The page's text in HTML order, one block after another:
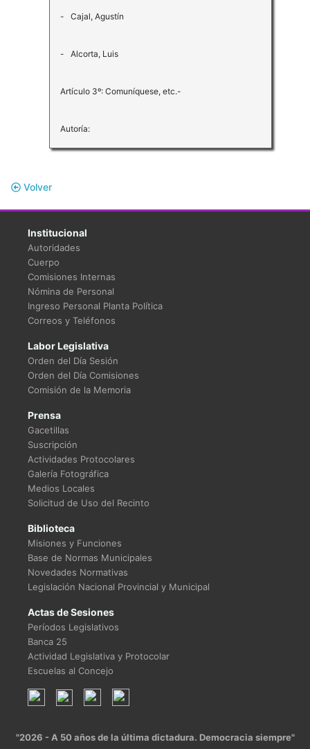
- Cajal, Agustín
- Alcorta, Luis
Artículo 3º: Comuníquese, etc.-
Autoría:
Volver
Institucional
Autoridades
Cuerpo
Comisiones Internas
Nómina de Personal
Ingreso Personal Planta Política
Correos y Teléfonos
Labor Legislativa
Orden del Día Sesión
Orden del Día Comisiones
Comisión de la Memoria
Prensa
Gacetillas
Suscripción
Actividades Protocolares
Galería Fotográfica
Medios Locales
Solicitud de Uso del Recinto
Biblioteca
Misiones y Funciones
Base de Normas Municipales
Novedades Normativas
Legislación Nacional Provincial y Municipal
Actas de Sesiones
Períodos Legislativos
Banca 25
Actividad Legislativa y Protocolar
Escuelas al Concejo
"2026 - A 50 años de la última dictadura. Democracia siempre"